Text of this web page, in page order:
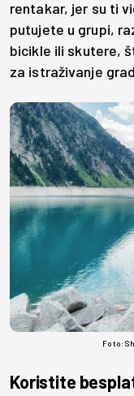
rentakar, jer su ti
putujete u grupi,
bicikle ili skutere,
za istraživanje
Foto:
Koristite